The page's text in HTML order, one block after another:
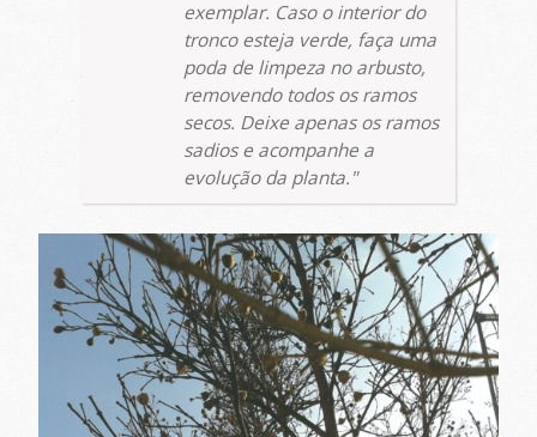
exemplar. Caso o interior do
tronco esteja verde, faça uma
poda de limpeza no arbusto,
removendo todos os ramos
secos. Deixe apenas os ramos
sadios e acompanhe a
evolução da planta.